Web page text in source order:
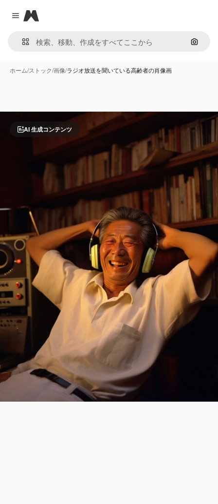
Close menu
Magnific
画像で
ホーム/ストック/画像/ラジオ放送を聞いている高齢者の肖像画
AI 生成コンテンツ